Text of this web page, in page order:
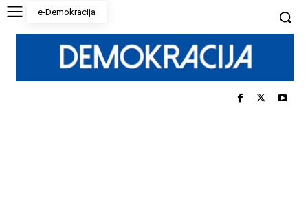
e-Demokracija